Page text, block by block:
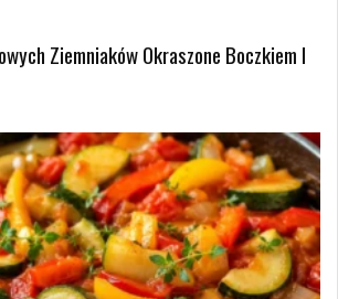
Ziemniaków Okraszone Boczkiem I